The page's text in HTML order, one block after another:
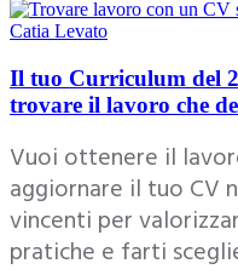
Catia Levato
Il tuo Curriculum del
trovare il lavoro che
Vuoi ottenere il
aggiornare il tuo CV
vincenti per
pratiche e farti